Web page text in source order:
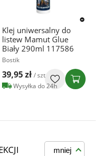
Klej uniwersalny do
listew Mamut Glue
Biały 290ml 117586
Bostik
39,95 zł / szt
Wysyłka do 24h
mniej